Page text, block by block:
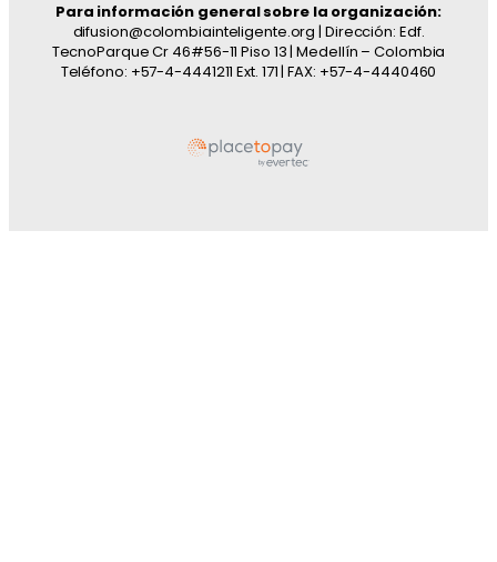
Para información general sobre la organización:
difusion@colombiainteligente.org | Dirección: Edf.
TecnoParque Cr 46#56-11 Piso 13 | Medellín – Colombia
Teléfono: +57-4-4441211 Ext. 171 | FAX: +57-4-4440460